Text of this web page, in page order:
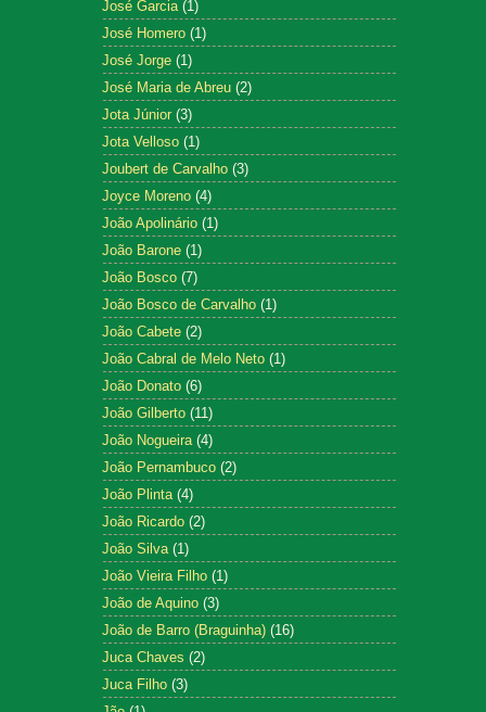
José Garcia (1)
José Homero (1)
José Jorge (1)
José Maria de Abreu (2)
Jota Júnior (3)
Jota Velloso (1)
Joubert de Carvalho (3)
Joyce Moreno (4)
João Apolinário (1)
João Barone (1)
João Bosco (7)
João Bosco de Carvalho (1)
João Cabete (2)
João Cabral de Melo Neto (1)
João Donato (6)
João Gilberto (11)
João Nogueira (4)
João Pernambuco (2)
João Plinta (4)
João Ricardo (2)
João Silva (1)
João Vieira Filho (1)
João de Aquino (3)
João de Barro (Braguinha) (16)
Juca Chaves (2)
Juca Filho (3)